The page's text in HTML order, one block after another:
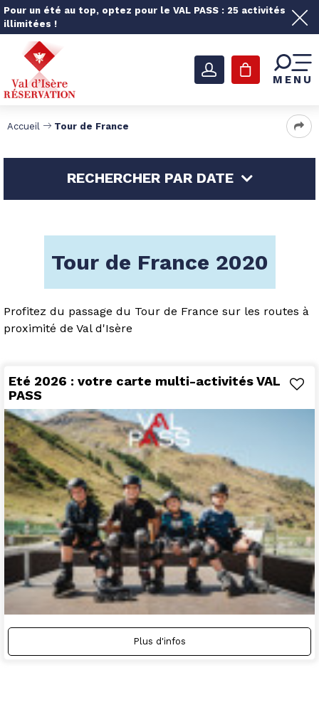
Pour un été au top, optez pour le VAL PASS : 25 activités
illimitées !
MENU
Accueil Tour de France
RECHERCHER PAR DATE
Tour de France 2020
Profitez du passage du Tour de France sur les routes à
proximité de Val d'Isère
Eté 2026 : votre carte multi-activités VAL
PASS
Plus d'infos